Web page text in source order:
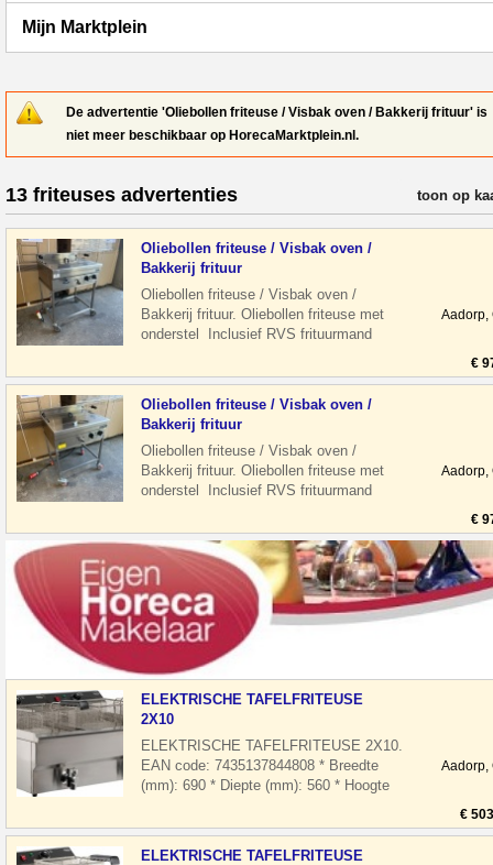
Mijn Marktplein
De advertentie 'Oliebollen friteuse / Visbak oven / Bakkerij frituur' is
niet meer beschikbaar op HorecaMarktplein.nl.
13 friteuses advertenties verfijn
toon op
Oliebollen friteuse / Visbak oven /
Bakkerij frituur
Oliebollen friteuse / Visbak oven /
Bakkerij frituur. Oliebollen friteuse met
onderstel Inclusief RVS frituurmand
Aadorp,
€
Oliebollen friteuse / Visbak oven /
Bakkerij frituur
Oliebollen friteuse / Visbak oven /
Bakkerij frituur. Oliebollen friteuse met
onderstel Inclusief RVS frituurmand
Aadorp,
€
ELEKTRISCHE TAFELFRITEUSE
2X10
ELEKTRISCHE TAFELFRITEUSE 2X10.
EAN code: 7435137844808 * Breedte
(mm): 690 * Diepte (mm): 560 * Hoogte
verm
Aadorp,
€
ELEKTRISCHE TAFELFRITEUSE